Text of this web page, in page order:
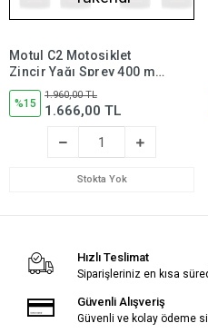
Tükendi
Motul C2 Motosiklet
Zincir Yağı Sprey 400 ml
Road (4 Adet)
1.960,00 TL
1.666,00 TL
Hızlı Teslimat
Siparişleriniz en kısa
Güvenli Alışveriş